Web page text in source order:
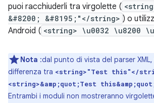
puoi racchiuderli tra virgolette (
&#8200; &#8195;"</string> ) o
Android ( <string> \u0032 \u8200
Nota :dal punto di vista del parser
differenza tra <string>"Test this"</
<string>&amp;quot;Test
Entrambi i moduli non mostreranno